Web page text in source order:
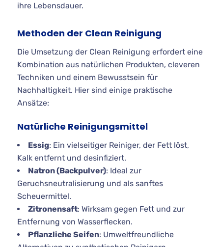
ihre Lebensdauer.
Methoden der Clean Reinigung
Die Umsetzung der Clean Reinigung erfordert eine
Kombination aus natürlichen Produkten, cleveren
Techniken und einem Bewusstsein für
Nachhaltigkeit. Hier sind einige praktische
Ansätze:
Natürliche Reinigungsmittel
Essig: Ein vielseitiger Reiniger, der Fett löst,
Kalk entfernt und desinfiziert.
Natron (Backpulver): Ideal zur
Geruchsneutralisierung und als sanftes
Scheuermittel.
Zitronensaft: Wirksam gegen Fett und zur
Entfernung von Wasserflecken.
Pflanzliche Seifen: Umweltfreundliche